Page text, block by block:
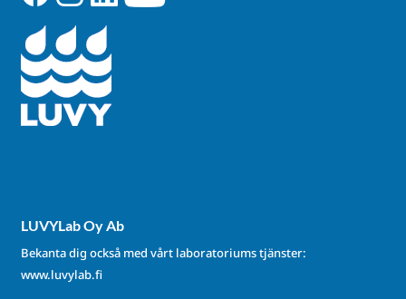
LUVYLab Oy Ab
Bekanta dig också med vårt laboratoriums tjänster:
www.luvylab.fi